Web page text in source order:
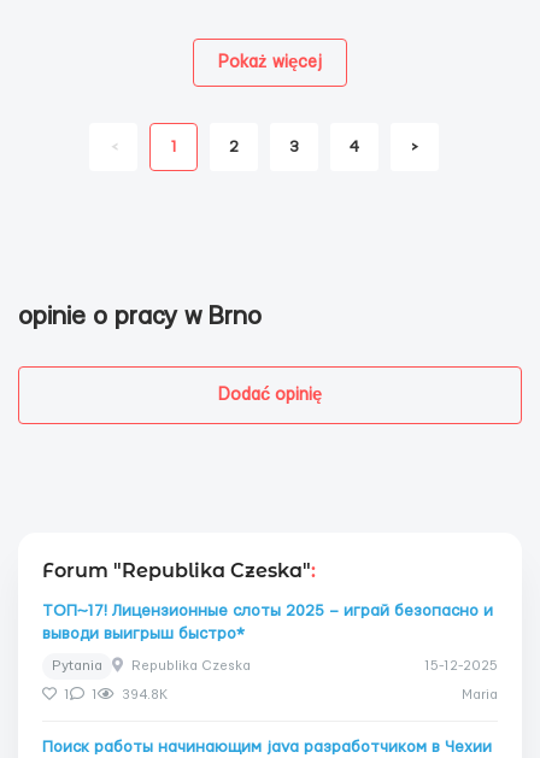
< 1 2 3 4 >
Pokaż więcej
opinie o pracy w Brno
Dodać opinię
Forum "Republika Czeska":
ТОП~17! Лицензионные слоты 2025 – играй безопасно и
выводи выигрыш быстро*
Pytania Republika Czeska 15-12-2025
394.8K Maria
Поиск работы начинающим java разработчиком в Чехии